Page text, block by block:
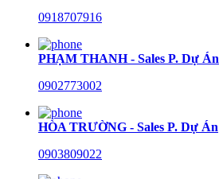
0918707916
PHẠM THANH - Sales P. Dự Án
0902773002
HÒA TRƯỜNG - Sales P. Dự Án
0903809022